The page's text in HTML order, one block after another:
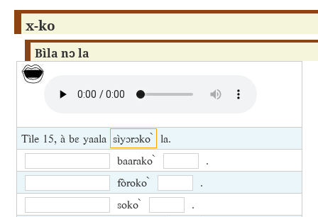
x-ko
Bìla nɔ la
Tìle 15, à bɛ yaala sìyɔrɔko ̀ la.
baarako ̀
.
fòroko ̀
.
soko ̀
.